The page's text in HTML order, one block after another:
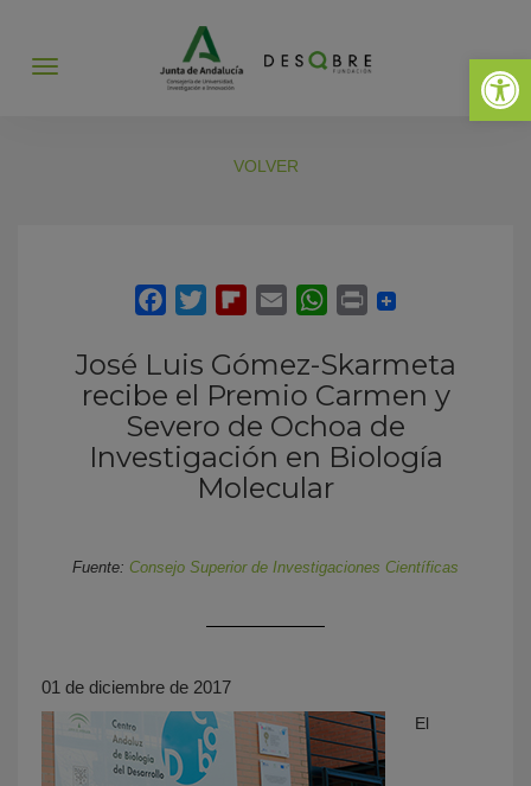
Abrir
Abrir
VOLVER
José Luis Gómez-Skarmeta
recibe el Premio Carmen y
Severo de Ochoa de
Investigación en Biología
Molecular
Fuente: Consejo Superior de Investigaciones Científicas
01 de diciembre de 2017
El